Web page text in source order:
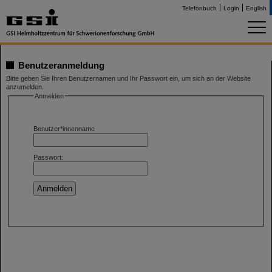
Telefonbuch Login English
Benutzeranmeldung
Bitte geben Sie Ihren Benutzernamen und Ihr Passwort ein, um sich an der Website
anzumelden.
Anmelden
Benutzer*innenname
Passwort: